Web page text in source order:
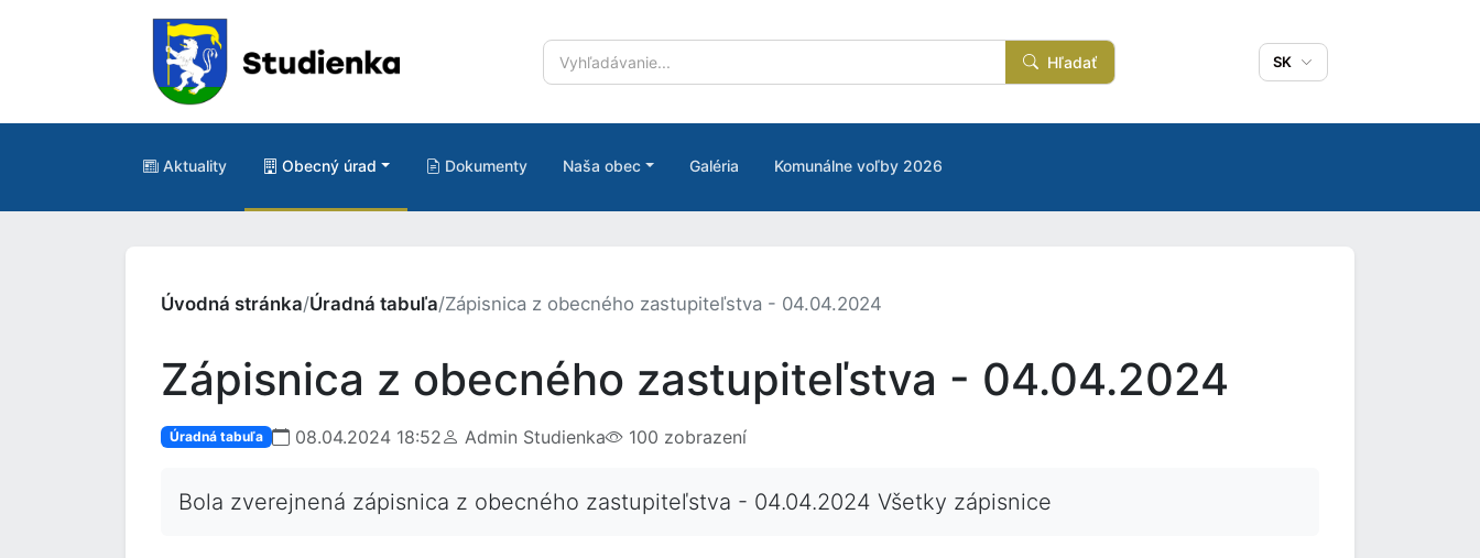
Hľadať SK
Aktuality Obecný úrad Dokumenty Naša obec Galéria Komunálne voľby 2026
Úvodná stránka/Úradná tabuľa/Zápisnica z obecného zastupiteľstva - 04.04.2024
Zápisnica z obecného zastupiteľstva - 04.04.2024
Úradná tabuľa 08.04.2024 18:52 Admin Studienka 100 zobrazení
Bola zverejnená zápisnica z obecného zastupiteľstva - 04.04.2024 Všetky zápisnice